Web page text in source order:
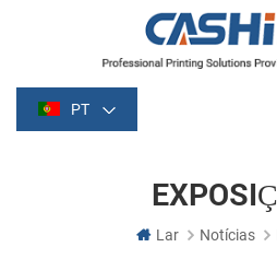
PT
Lar Notícias